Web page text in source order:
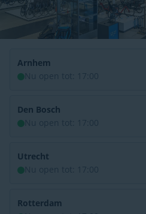
Arnhem
Den Bosch
Utrecht
Rotterdam